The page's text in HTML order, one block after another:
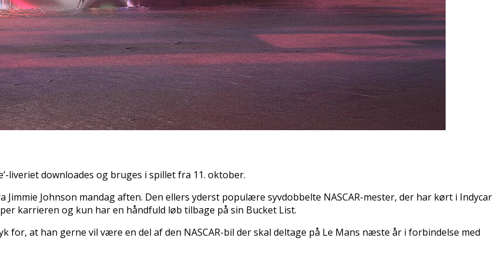
liveriet downloades og bruges i spillet fra 11. oktober.
Johnson mandag aften. Den ellers yderst populære syvdobbelte NASCAR-mester, der har kørt i Indycar
karrieren og kun har en håndfuld løb tilbage på sin Bucket List.
for, at han gerne vil være en del af den NASCAR-bil der skal deltage på Le Mans næste år i forbindelse med